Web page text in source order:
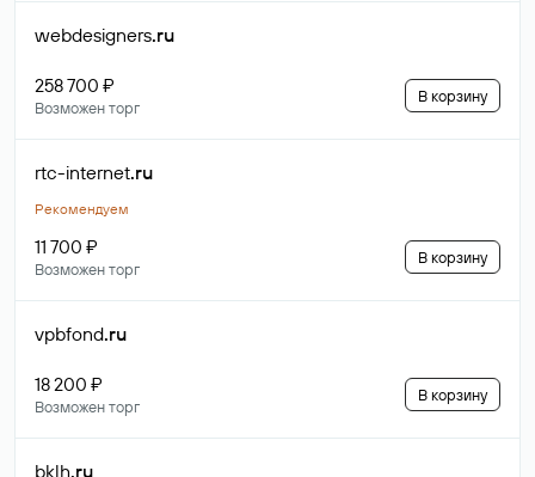
webdesigners.ru
258 700 ₽
Возможен торг
В корзину
rtc-internet.ru
Рекомендуем
11 700 ₽
Возможен торг
В корзину
vpbfond.ru
18 200 ₽
Возможен торг
В корзину
bklh.ru